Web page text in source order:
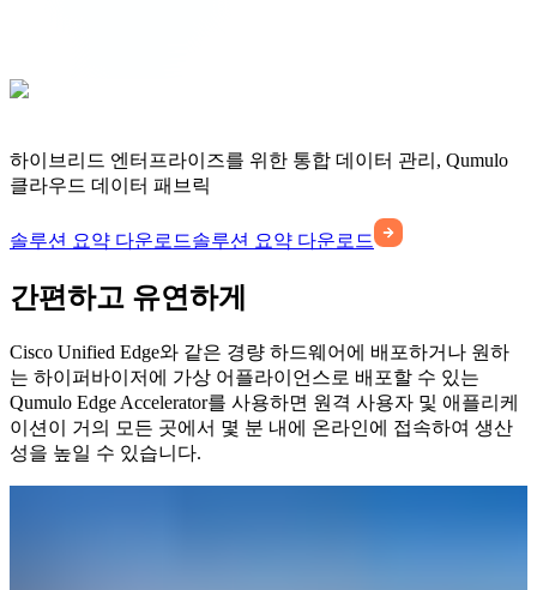
하이브리드 엔터프라이즈를 위한 통합 데이터 관리, Qumulo
클라우드 데이터 패브릭
솔루션 요약 다운로드솔루션 요약 다운로드
간편하고 유연하게
Cisco Unified Edge와 같은 경량 하드웨어에 배포하거나 원하
는 하이퍼바이저에 가상 어플라이언스로 배포할 수 있는
Qumulo Edge Accelerator를 사용하면 원격 사용자 및 애플리케
이션이 거의 모든 곳에서 몇 분 내에 온라인에 접속하여 생산
성을 높일 수 있습니다.